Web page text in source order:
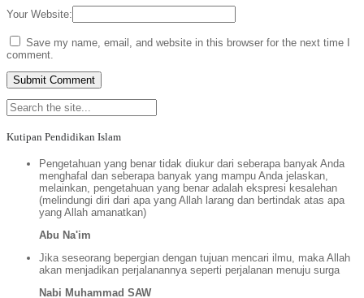
Your Website:
Save my name, email, and website in this browser for the next time I
comment.
Kutipan Pendidikan Islam
Pengetahuan yang benar tidak diukur dari seberapa banyak Anda
menghafal dan seberapa banyak yang mampu Anda jelaskan,
melainkan, pengetahuan yang benar adalah ekspresi kesalehan
(melindungi diri dari apa yang Allah larang dan bertindak atas apa
yang Allah amanatkan)
Abu Na'im
Jika seseorang bepergian dengan tujuan mencari ilmu, maka Allah
akan menjadikan perjalanannya seperti perjalanan menuju surga
Nabi Muhammad SAW